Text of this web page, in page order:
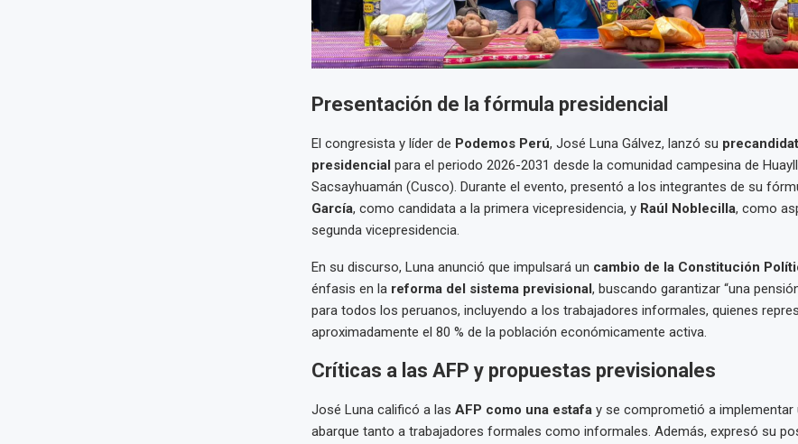
Presentación de la fórmula presidencial
El congresista y líder de Podemos Perú, José Luna Gálvez, lanzó su
presidencial para el periodo 2026-2031 desde la comunidad campesina de
Sacsayhuamán (Cusco). Durante el evento, presentó a los integrantes de su
García, como candidata a la primera vicepresidencia, y Raúl Noblecilla, como
segunda vicepresidencia.
En su discurso, Luna anunció que impulsará un cambio de la Constitución
énfasis en la reforma del sistema previsional, buscando garantizar “una
para todos los peruanos, incluyendo a los trabajadores informales, quienes
aproximadamente el 80 % de la población económicamente activa.
Críticas a las AFP y propuestas previsionales
José Luna calificó a las AFP como una estafay se comprometió a implementar
abarque tanto a trabajadores formales como informales. Además, expresó su